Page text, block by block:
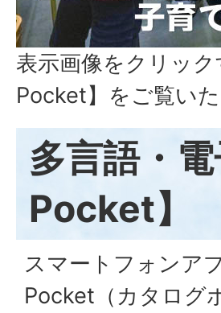
表示画像をクリッ
Pocket】をご覧いた
多言語・
Pocket】
スマートフォンア
Pocket（カタログ